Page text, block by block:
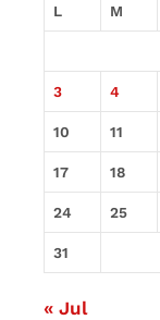
L M
3 4
10 11
17 18
24 25
31
« Jul